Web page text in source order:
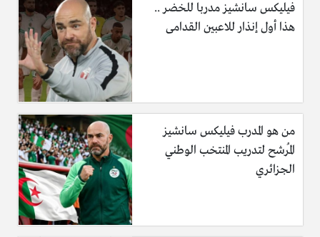
فيليكس سانشيز مدربا للخضر ..
هذا أول إنذار للاعبين القدامى
من هو المدرب فيليكس سانشيز
المُرشح لتدريب المنتخب الوطني
الجزائري